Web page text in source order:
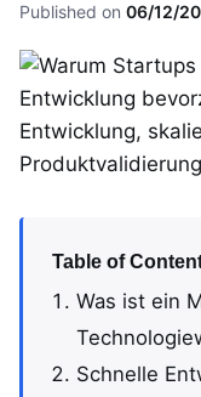
Published on 06/12/
Table of
Was ist ein
Schnelle